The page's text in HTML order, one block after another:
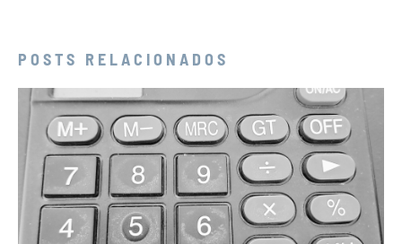
POSTS RELACIONADOS